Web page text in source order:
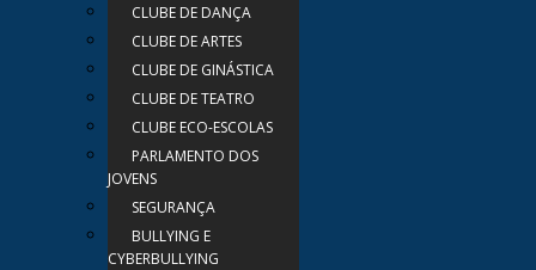
CLUBE DE DANÇA
CLUBE DE ARTES
CLUBE DE GINÁSTICA
CLUBE DE TEATRO
CLUBE ECO-ESCOLAS
PARLAMENTO DOS
JOVENS
SEGURANÇA
BULLYING E
CYBERBULLYING